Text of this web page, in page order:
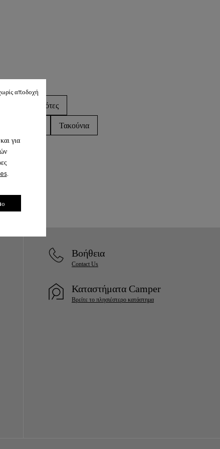
για
.
αποδοχή
Μπότες
Τακούνια
Βοήθεια
Contact Us
Καταστήματα Camper
Βρείτε το πλησιέστερο κατάστημα